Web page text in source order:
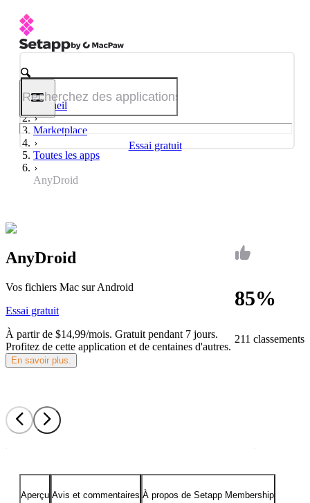
Essai gratuit
Accueil
Marketplace
Toutes les apps
AnyDroid
85%
211 classements
AnyDroid
Vos fichiers Mac sur Android
Essai gratuit
À partir de $14,99/mois. Gratuit pendant 7 jours.
Profitez de cette application et de centaines d'autres.
En savoir plus.
Aperçu Avis et commentaires À propos de Setapp Membership